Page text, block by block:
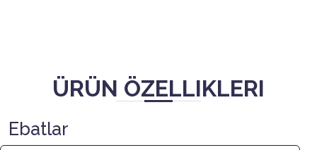
ÜRÜN ÖZELLIKLERI
Ebatlar